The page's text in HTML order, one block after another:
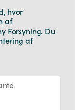
hvor
af
Forsyning. Du
af